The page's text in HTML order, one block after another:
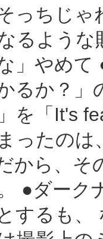
っちじゃ
るよう
」やめて
るか？」
を「It's
ったのは
から、そ
●ダーク
するも、